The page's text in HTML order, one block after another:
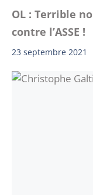
OL : Terrible
contre l’ASSE !
23 septembre 2021